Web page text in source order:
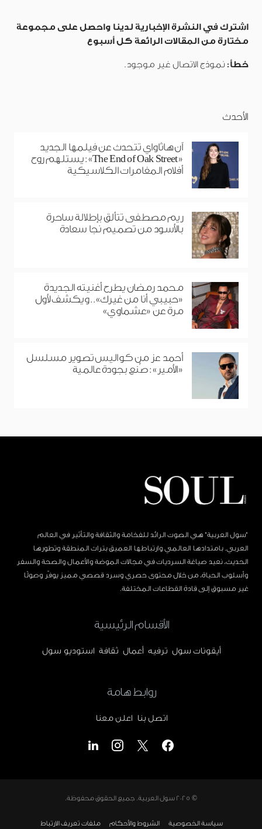
اشترك في النشرة الإخبارية لدينا واحصل على مجموعة
مختارة من المقالات الرائعة كل أسبوع
خطأ: نموذج الاتصال غير موجود.
الأحدث
آن هاثاواي تتحدث عن فيلمها الجديد
«The End of Oak Street»: يستلهم روح
أفلام المغامرات الكلاسيكية
ريم مصطفى تتألق بإطلالة ساحرة
بالأسود من تصميم نجا سعادة
محمد رمضان يطرح أغنيته الجديدة
«حبيبي أنا من غيرك».. ويكشف لأول
مرة عن «عشماوي»
أحمد عز من كواليس تصوير مسلسل
«الأمير»: صُنع بجودة عالمية
"سول العربية" هي الصوت الرائد للفخامة والثقافة والتأثير في العالم
العربي. بامتدادها العالمي وارتباطها العميق بتراث المنطقة وتطورها
الحديث، نعيد صياغة السرديات في مجالات الموضة والأعمال والصحة والسفر
وأسلوب الحياة، من خلال محتوى حصري وسرد قصصي مميز يوفّر وصولًا
غير مسبوق إلى قادة القطاعات المختلفة.
الأقسام الرئيسية
أيقونات سول ترفيه أعمال ثقافة استوديو سول
روابط هامة
اتصل بنا اعلن معنا
© 2025 سول العربية. جميع الحقوق محفوظة.
سياسة الخصوصية الشروط والأحكام ملفات تعريف الارتباط